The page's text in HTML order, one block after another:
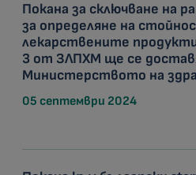
Покана за сключване на
за определяне на
лекарствените
3 от ЗЛПХМ ще се
Министерството на
05 септември 2024